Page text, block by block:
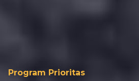
Program Prioritas